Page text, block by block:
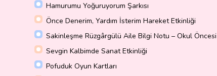
Hamurumu Yoğuruyorum Şarkısı
Önce Denerim, Yardım İsterim Hareket Etkinliği
Sakinleşme Rüzgârgülü Aile Bilgi Notu – Okul Öncesi
Sevgin Kalbimde Sanat Etkinliği
Pofuduk Oyun Kartları